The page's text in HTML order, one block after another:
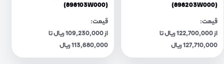
(898203W000)
قیمت:
از 122,700,000 ریال تا
127,710,000 ریال
(898103W000)
قیمت:
از 109,230,000 ریال تا
113,680,000 ریال